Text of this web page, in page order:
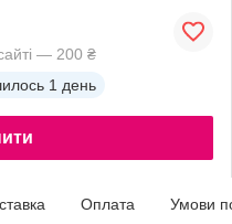
— 200 ₴
1 день
Оплата Умови